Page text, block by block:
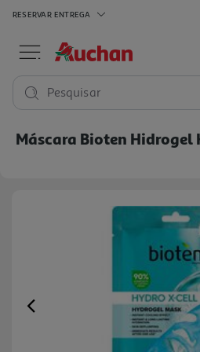
RESERVAR ENTREGA
Pesquisar
Máscara Bioten Hidrogel
Previous